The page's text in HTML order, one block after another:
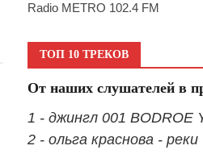
Radio METRO 102.4 FM
ТОП 10 ТРЕКОВ
От наших слушателей в
1 - джингл 001 BODROE
2 - ольга краснова - реки